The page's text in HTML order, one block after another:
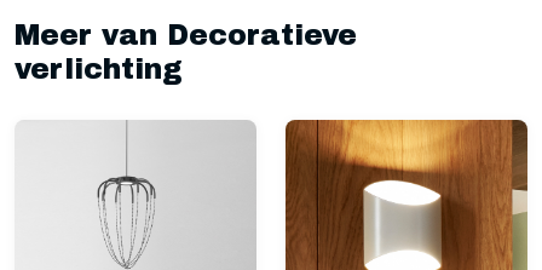
Meer van Decoratieve
verlichting